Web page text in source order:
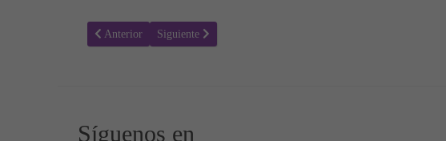
Artículo anterior: Cómo Vivir Sin Ti - Nek, Letra y Vídeo de la Canción
Anterior Artículo siguiente: Espérame - Nek, Letra y Vídeo de la Canción
Siguiente
Síguenos en